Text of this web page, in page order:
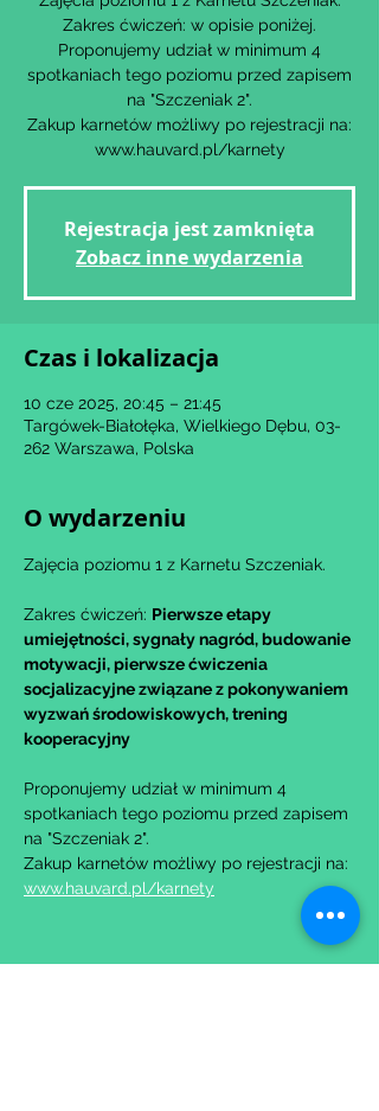
Zakres ćwiczeń: w opisie poniżej.
Proponujemy udział w minimum 4
spotkaniach tego poziomu przed zapisem
na "Szczeniak 2".
Zakup karnetów możliwy po rejestracji na:
www.hauvard.pl/karnety
Rejestracja jest zamknięta
Zobacz inne wydarzenia
Czas i lokalizacja
10 cze 2025, 20:45 – 21:45
Targówek-Białołęka, Wielkiego Dębu, 03-
262 Warszawa, Polska
O wydarzeniu
Zajęcia poziomu 1 z Karnetu Szczeniak.
Zakres ćwiczeń: Pierwsze etapy
umiejętności, sygnały nagród, budowanie
motywacji, pierwsze ćwiczenia
socjalizacyjne związane z pokonywaniem
wyzwań środowiskowych, trening
kooperacyjny
Proponujemy udział w minimum 4
spotkaniach tego poziomu przed zapisem
na "Szczeniak 2".
Zakup karnetów możliwy po rejestracji na:
www.hauvard.pl/karnety